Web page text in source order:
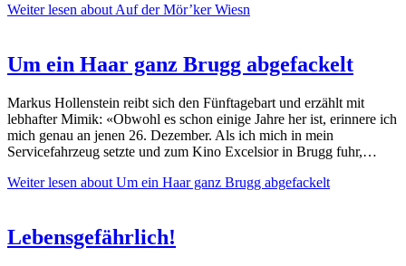
Weiter lesen about Auf der Mör’ker Wiesn
Um ein Haar ganz Brugg abgefackelt
Markus Hollenstein reibt sich den Fünftagebart und erzählt mit
lebhafter Mimik: «Obwohl es schon einige Jahre her ist, erinnere ich
mich genau an jenen 26. Dezember. Als ich mich in mein
Servicefahrzeug setzte und zum Kino Excelsior in Brugg fuhr,…
Weiter lesen about Um ein Haar ganz Brugg abgefackelt
Lebensgefährlich!